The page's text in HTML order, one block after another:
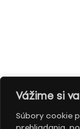
Vážime si
Súbory cookie